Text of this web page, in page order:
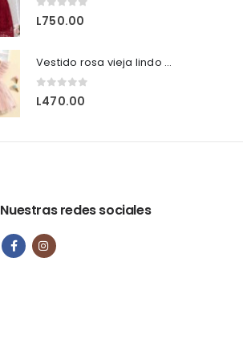
L750.00
Vestido rosa vieja lindo casual.
L470.00
Nuestras redes sociales